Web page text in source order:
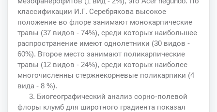
классификации И.Г. Серебрякова высокое
положение во флоре занимают монокарпические
травы (37 видов - 74%), среди которых наибольшее
распространение имеют однолетники (30 видов -
60%). Второе место занимают поликарпические
травы (12 видов - 24%), среди которых наиболее
многочисленны стержнекорневые поликарпики (4
вида - 8 %).
3. Биогеографический анализ сорно-полевой
флоры клумб для широтного градиента показал